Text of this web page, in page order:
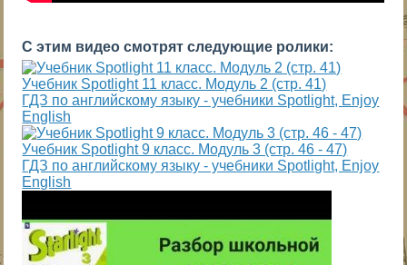
С этим видео смотрят следующие ролики:
Учебник Spotlight 11 класс. Модуль 2 (стр. 41)
ГДЗ по английскому языку - учебники Spotlight, Enjoy
English
Учебник Spotlight 9 класс. Модуль 3 (стр. 46 - 47)
ГДЗ по английскому языку - учебники Spotlight, Enjoy
English